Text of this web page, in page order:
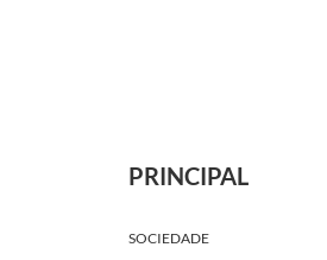
PRINCIPAL
SOCIEDADE